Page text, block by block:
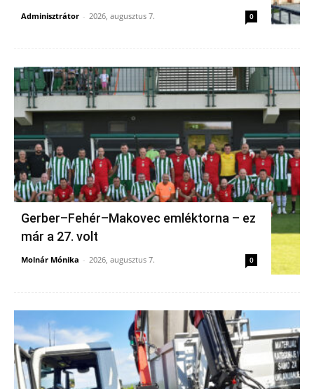
Adminisztrátor - 2026, augusztus 7. 0
Gerber–Fehér–Makovec emléktorna – ez
már a 27. volt
Molnár Mónika - 2026, augusztus 7. 0